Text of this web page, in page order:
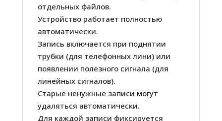
отдельных файлов.
Устройство работает полностью
автоматически.
Запись включается при поднятии
трубки (для телефонных лини) или
появлении полезного сигнала (для
линейных сигналов).
Старые ненужные записи могут
удаляться автоматически.
Для каждой записи фиксируется